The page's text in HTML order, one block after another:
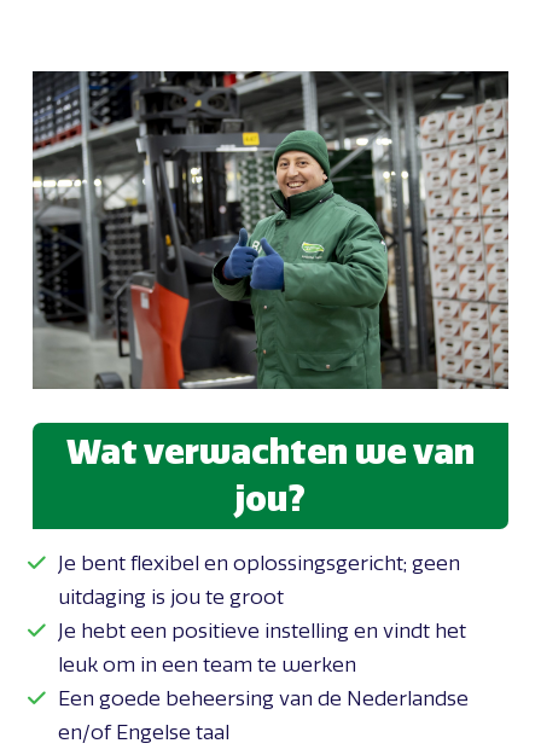
Wat verwachten we van
jou?
Je bent flexibel en oplossingsgericht; geen
uitdaging is jou te groot
Je hebt een positieve instelling en vindt het
leuk om in een team te werken
Een goede beheersing van de Nederlandse
en/of Engelse taal